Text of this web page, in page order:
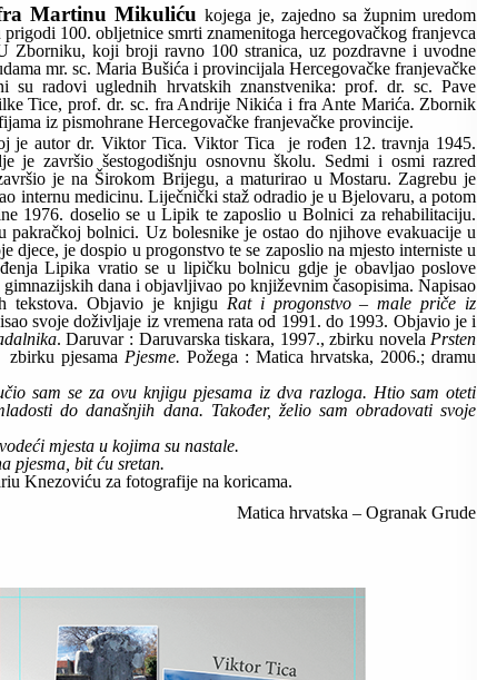
Martinu Mikuliću kojega je, zajedno sa župnim uredom
100. obljetnice smrti znamenitoga hercegovačkog franjevca
koji broji ravno 100 stranica, uz pozdravne i uvodne
mr. sc. Maria Bušića i provincijala Hercegovačke franjevačke
su radovi uglednih hrvatskih znanstvenika: prof. dr. sc. Pave
Tice, prof. dr. sc. fra Andrije Nikića i fra Ante Marića. Zbornik
iz pismohrane Hercegovačke franjevačke provincije.
je autor dr. Viktor Tica. Viktor Tica  je rođen 12. travnja 1945.
je završio šestogodišnju osnovnu školu. Sedmi i osmi razred
je na Širokom Brijegu, a maturirao u Mostaru. Zagrebu je
internu medicinu. Liječnički staž odradio je u Bjelovaru, a potom
1976. doselio se u Lipik te zaposlio u Bolnici za rehabilitaciju.
pakračkoj bolnici. Uz bolesnike je ostao do njihove evakuacije u
je dospio u progonstvo te se zaposlio na mjesto interniste u
Lipika vratio se u lipičku bolnicu gdje je obavljao poslove
dana i objavljivao po književnim časopisima. Napisao
tekstova. Objavio je knjigu Rat i progonstvo – male priče iz
svoje doživljaje iz vremena rata od 1991. do 1993. Objavio je i
. Daruvar : Daruvarska tiskara, 1997., zbirku novela Prsten
zbirku pjesama Pjesme.
sam se za ovu knjigu pjesama iz dva razloga. Htio sam oteti
do današnjih dana. Također, želio sam obradovati svoje
mjesta u kojima su nastale.
pjesma, bit ću sretan.
Knezoviću za fotografije na koricama.
Matica hrvatska – Ogranak Grude